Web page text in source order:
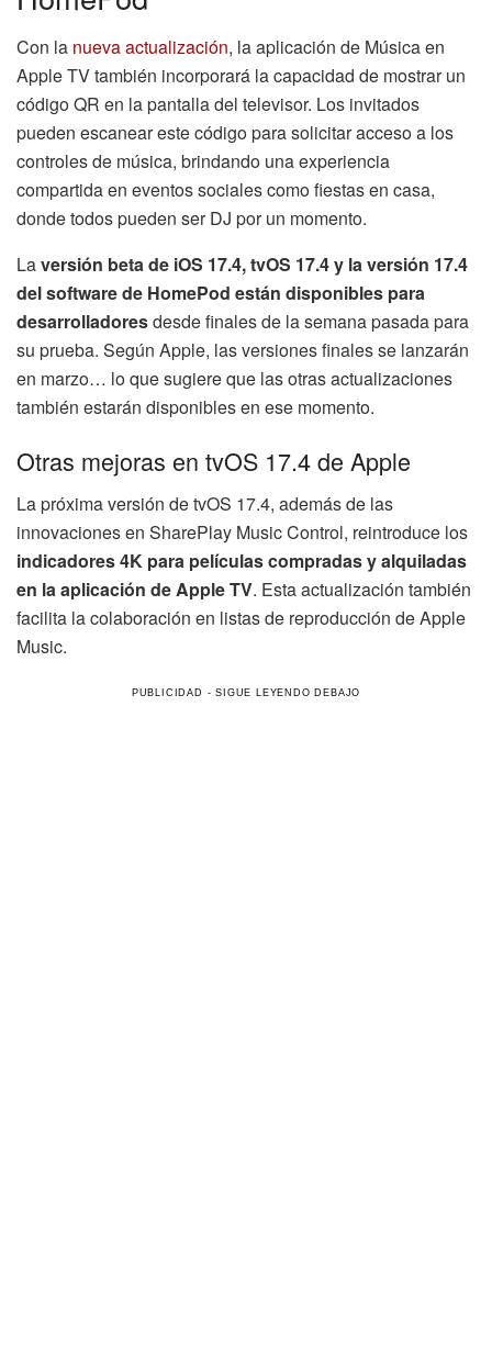
Con la nueva actualización, la aplicación de Música en
Apple TV también incorporará la capacidad de mostrar un
código QR en la pantalla del televisor. Los invitados
pueden escanear este código para solicitar acceso a los
controles de música, brindando una experiencia
compartida en eventos sociales como fiestas en casa,
donde todos pueden ser DJ por un momento.
Laversión beta de iOS 17.4, tvOS 17.4 y la versión 17.4
del software de HomePod están disponibles para
desarrolladoresdesde finales de la semana pasada para
su prueba. Según Apple, las versiones finales se lanzarán
en marzo… lo que sugiere que las otras actualizaciones
también estarán disponibles en ese momento.
Otras mejoras en tvOS 17.4 de Apple
La próxima versión de tvOS 17.4, además de las
innovaciones en SharePlay Music Control, reintroduce los
indicadores 4K para películas compradas y alquiladas
en la aplicación de Apple TV. Esta actualización también
facilita la colaboración en listas de reproducción de Apple
Music.